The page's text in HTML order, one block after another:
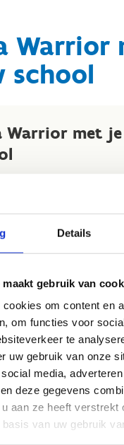
Details
maakt gebruik van
cookies om content en
om functies voor
te
uw gebruik van onze
media,
deze gegevens
aan ze heeft verstrekt
van uw gebruik
Warrior
school
Warrior met
beschikt sindskort
parcours. Een
met je klas of school
toegang tot het Ninja
vanaf het 4e leerjaar.
leerkrachten
op 15 lln.
betalen het
Ninja Warrior-moment